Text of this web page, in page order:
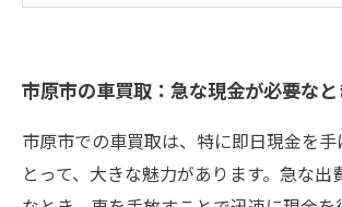
ント
市原市での車買取、利用者の声と
安心して車を手放す！市原市の即
市原市の車買取：急な現金が必要な
市原市での車買取は、特に即日現金を
とって、大きな魅力があります。急な出